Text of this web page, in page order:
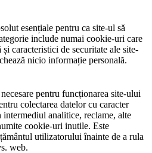
esențiale pentru ca site-ul să
include numai cookie-uri care
caracteristici de securitate ale site-
nicio informație personală.
pentru funcționarea site-ului
colectarea datelor cu caracter
analitice, reclame, alte
cookie-uri inutile. Este
utilizatorului înainte de a rula
web.